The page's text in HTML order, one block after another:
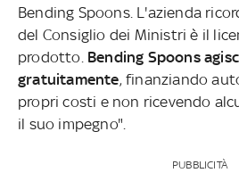
Bending Spoons. L'azienda
del Consiglio dei Ministri è il
prodotto. Bending Spoons
gratuitamente, finanziando
propri costi e non ricevendo
il suo impegno".
PUBBLICITÀ